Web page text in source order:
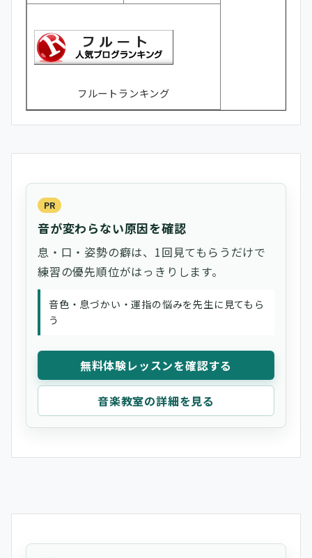
フルートランキング
PR
音が変わらない原因を確認
息・口・姿勢の癖は、1回見てもらうだけで
練習の優先順位がはっきりします。
音色・息づかい・運指の悩みを先生に見てもら
う
無料体験レッスンを確認する
音楽教室の詳細を見る